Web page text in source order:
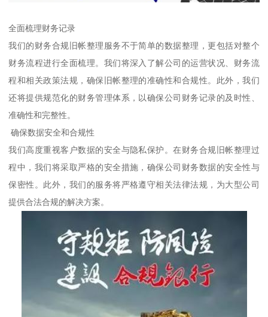
全面梳理财务记录
我们的财务合规旧帐整理服务不于简单的数据整理，更包括对整个
财务流程进行全面梳理。我们将深入了解公司的运营状况、财务流
程和相关政策法规，确保旧帐整理的准确性和合规性。此外，我们
还将提供规范化的财务管理体系，以确保公司财务记录的及时性、
准确性和完整性。
确保数据安全和合规性
我们高度重视客户数据的安全与隐私保护。在财务合规旧帐整理过
程中，我们将采取严格的安全措施，确保公司财务数据的安全性与
保密性。此外，我们的服务将严格遵守相关法律法规，为大型公司
提供合法合规的解决方案。